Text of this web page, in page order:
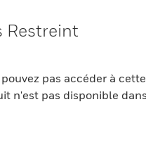
Restreint
pas accéder à
n'est pas disponible